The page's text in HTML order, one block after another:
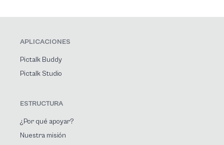
APLICACIONES
Pictalk Buddy
Pictalk Studio
ESTRUCTURA
¿Por qué apoyar?
Nuestra misión